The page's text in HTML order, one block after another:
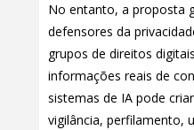
No entanto, a proposta
defensores da
grupos de direitos
informações reais de
sistemas de IA pode
vigilância, perfilamento,